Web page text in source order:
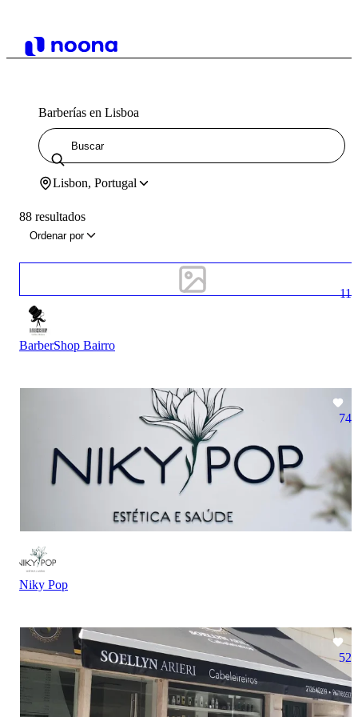
Barberías en Lisboa
Lisbon, Portugal
88 resultados
Ordenar por
11
BarberShop Bairro
74
Niky Pop
52